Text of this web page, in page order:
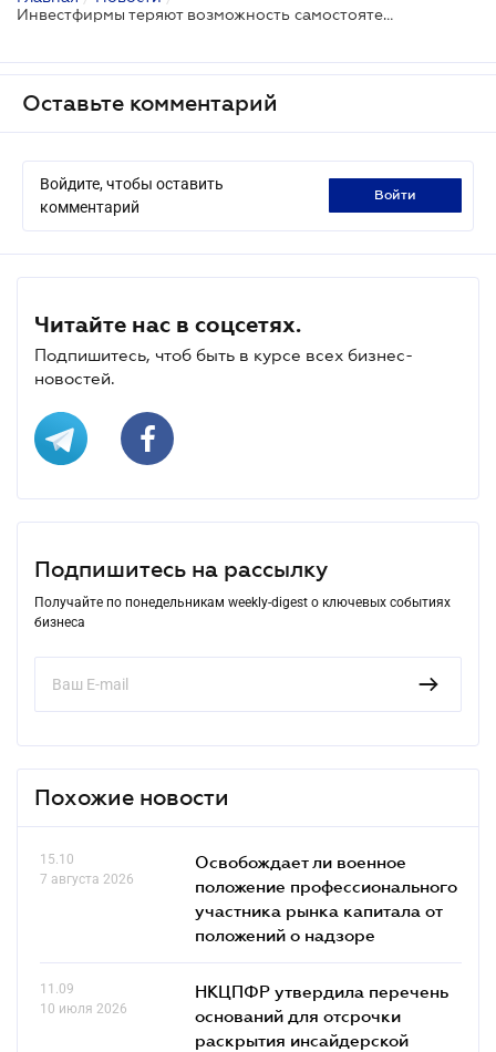
Инвестфирмы теряют возможность самостоятельно торговать еврооблигациями государства в условиях военного положения
Оставьте комментарий
Войдите, чтобы оставить
комментарий
войти
Читайте нас в соцсетях.
Подпишитесь, чтоб быть в курсе всех бизнес-
новостей.
Подпишитесь на рассылку
Получайте по понедельникам weekly-digest о ключевых событиях
бизнеса
Похожие новости
15.10
7 августа 2026
Освобождает ли военное
положение профессионального
участника рынка капитала от
положений о надзоре
11.09
10 июля 2026
НКЦПФР утвердила перечень
оснований для отсрочки
раскрытия инсайдерской